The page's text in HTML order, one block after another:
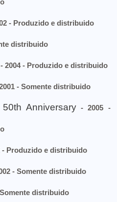
- Produzido e distribuido
distribuido
- 2004 - Produzido e distribuido
- Somente distribuido
Anniversary- 2005 -
- Produzido e distribuido
- Somente distribuido
distribuido